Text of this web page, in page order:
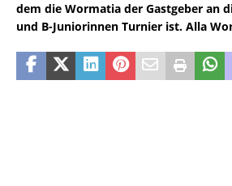
dem die Wormatia der Gastgeber an
und B-Juniorinnen Turnier ist. Alla